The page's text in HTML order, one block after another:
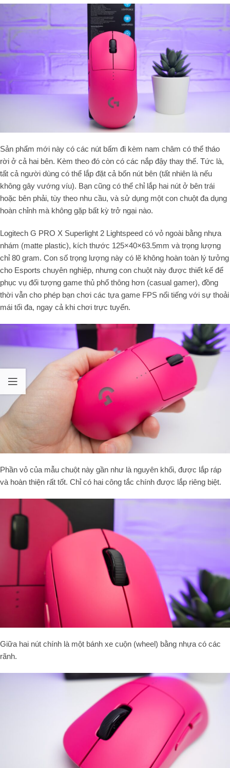
Sản phẩm mới này có các nút bấm đi kèm nam châm có thể tháo
rời ở cả hai bên. Kèm theo đó còn có các nắp đậy thay thế. Tức là,
tất cả người dùng có thể lắp đặt cả bốn nút bên (tất nhiên là nếu
không gây vướng víu). Bạn cũng có thể chỉ lắp hai nút ở bên trái
hoặc bên phải, tùy theo nhu cầu, và sử dụng một con chuột đa dụng
hoàn chỉnh mà không gặp bất kỳ trở ngại nào.
Logitech G PRO X Superlight 2 Lightspeed có vỏ ngoài bằng nhựa
nhám (matte plastic), kích thước 125×40×63.5mm và trọng lượng
chỉ80 gram. Con số trọng lượng này có lẽ không hoàn toàn lý tưởng
cho Esports chuyên nghiệp, nhưng con chuột này được thiết kế để
phục vụ đối tượng game thủ phổ thông hơn (casual gamer), đồng
thời vẫn cho phép bạn chơi các tựa game FPS nổi tiếng với sự thoải
mái tối đa, ngay cả khi chơi trực tuyến.
Phần vỏ của mẫu chuột này gần như là nguyên khối, được lắp ráp
và hoàn thiện rất tốt. Chỉ có hai công tắc chính được lắp riêng biệt.
Giữa hai nút chính là một bánh xe cuộn (wheel) bằng nhựa có các
rãnh.